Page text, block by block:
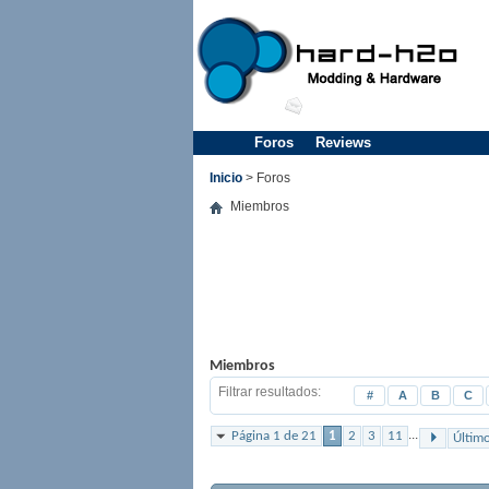
Foros Reviews
Inicio > Foros
Miembros
Miembros
Filtrar resultados # A B C
Página 1 de 21 1 2 3 11 ...